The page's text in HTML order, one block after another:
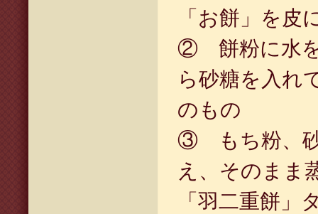
「お餅」を皮
② 餅粉に水を
ら砂糖を入れ
のもの
③ もち粉、砂
え、そのまま
「羽二重餅」